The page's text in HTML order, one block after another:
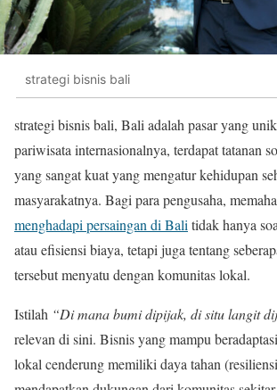
strategi bisnis bali
strategi bisnis bali, Bali adalah pasar yang
pariwisata internasionalnya, terdapat tatanan
yang sangat kuat yang mengatur kehidupan
masyarakatnya. Bagi para pengusaha,
menghadapi persaingan di Balitidak hanya
atau efisiensi biaya, tetapi juga tentang
tersebut menyatu dengan komunitas lokal.
Istilah “Di mana bumi dipijak, di situ langit
relevan di sini. Bisnis yang mampu
lokal cenderung memiliki daya tahan